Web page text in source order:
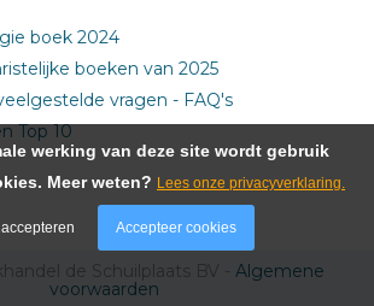
boek 2024
boeken van 2025
vragen - FAQ's
Top 10
de Schuilplaats BV - Algemene
voorwaarden
werking van deze site wordt gebruik
Meer weten? Lees onze privacyverklaring.
Accepteer cookies